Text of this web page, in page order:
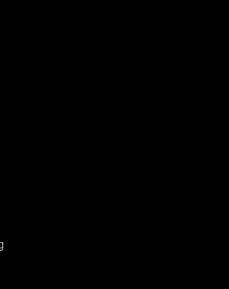
toàn bộ hệ thống treo, giúp bạn
dưỡng và sửa chữa về lâu dài.
Giảm Chấn Vinfast
hiệu được đánh giá cao nhất là
VF5 MTS (Thái Lan):
cao cấp, trọng lượng nhẹ.
và hai bát bắt vào đỉnh
bu-lông.